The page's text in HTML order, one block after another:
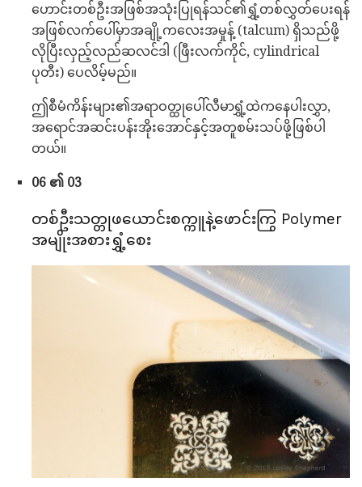
ဟောင်းတစ်ဦးအဖြစ်အသုံးပြုရန်သင်၏ရွှံ့တစ်လွှတ်ပေးရန်
အဖြစ်လက်ပေါ်မှာအချို့ကလေးအမှုန့် (talcum) ရှိသည်ဖို့
လိုပြီးလှည့်လည်ဆလင်ဒါ (ဖြီးလက်ကိုင်, cylindrical
ပုတီး) ပေလိမ့်မည်။
ဤစီမံကိန်းများ၏အရာဝတ္ထုပေါ်လီမာရွှံ့ထဲကနေပါးလွှာ,
အရောင်အဆင်းပန်းအိုးအောင်နှင့်အတူစမ်းသပ်ဖို့ဖြစ်ပါ
တယ်။
06 ၏ 03
တစ်ဦးသတ္တုဖယောင်းစက္ကူနဲ့ဖောင်းကြွ Polymer
အမျိုးအစားရွှံ့စေး